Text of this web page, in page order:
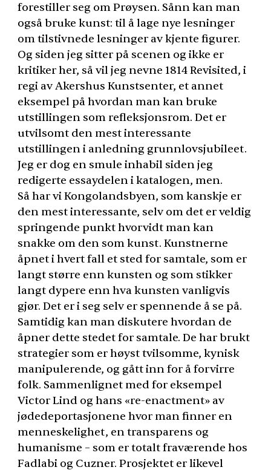
forestiller seg om Prøysen. Sånn kan man
også bruke kunst: til å lage nye lesninger
om tilstivnede lesninger av kjente figurer.
Og siden jeg sitter på scenen og ikke er
kritiker her, så vil jeg nevne 1814 Revisited, i
regi av Akershus Kunstsenter, et annet
eksempel på hvordan man kan bruke
utstillingen som refleksjonsrom. Det er
utvilsomt den mest interessante
utstillingen i anledning grunnlovsjubileet.
Jeg er dog en smule inhabil siden jeg
redigerte essaydelen i katalogen, men.
Så har vi Kongolandsbyen, som kanskje er
den mest interessante, selv om det er veldig
springende punkt hvorvidt man kan
snakke om den som kunst. Kunstnerne
åpnet i hvert fall et sted for samtale, som er
langt større enn kunsten og som stikker
langt dypere enn hva kunsten vanligvis
gjør. Det er i seg selv er spennende å se på.
Samtidig kan man diskutere hvordan de
åpner dette stedet for samtale. De har brukt
strategier som er høyst tvilsomme, kynisk
manipulerende, og gått inn for å forvirre
folk. Sammenlignet med for eksempel
Victor Lind og hans «re-enactment» av
jødedeportasjonene hvor man finner en
menneskelighet, en transparens og
humanisme – som er totalt fraværende hos
Fadlabi og Cuzner. Prosjektet er likevel